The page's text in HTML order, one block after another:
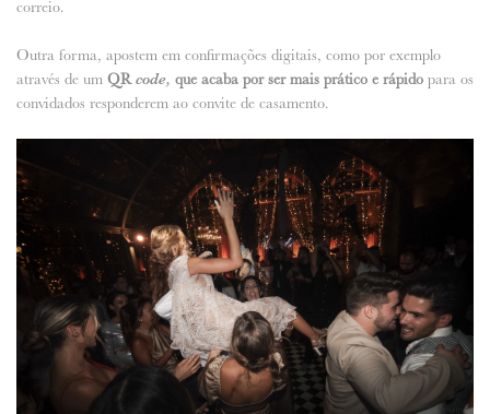
correio.
Outra forma, apostem em confirmações digitais, como por exemplo
através de um QR code, que acaba por ser mais prático e rápido para os
convidados responderem ao convite de casamento.